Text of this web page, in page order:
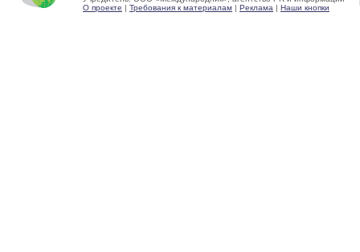
О проекте | Требования к материалам | Реклама | Наши кнопки